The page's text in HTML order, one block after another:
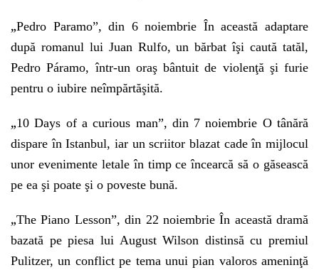
„Pedro Paramo”, din 6 noiembrie În această adaptare
după romanul lui Juan Rulfo, un bărbat îşi caută tatăl,
Pedro Páramo, într-un oraş bântuit de violenţă şi furie
pentru o iubire neîmpărtăşită.
„10 Days of a curious man”, din 7 noiembrie O tânără
dispare în Istanbul, iar un scriitor blazat cade în mijlocul
unor evenimente letale în timp ce încearcă să o găsească
pe ea şi poate şi o poveste bună.
„The Piano Lesson”, din 22 noiembrie În această dramă
bazată pe piesa lui August Wilson distinsă cu premiul
Pulitzer, un conflict pe tema unui pian valoros ameninţă